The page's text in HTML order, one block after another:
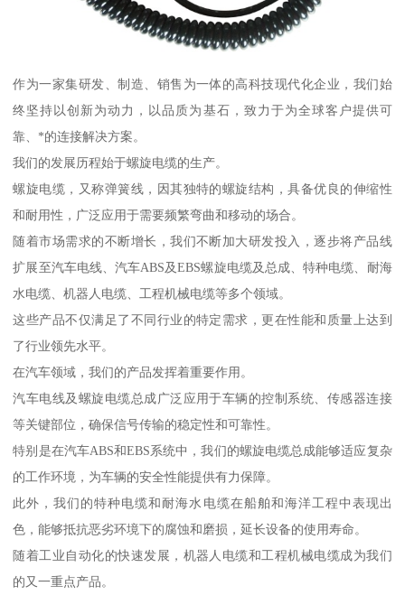
作为一家集研发、制造、销售为一体的高科技现代化企业，我们始
终坚持以创新为动力，以品质为基石，致力于为全球客户提供可
靠、*的连接解决方案。
我们的发展历程始于螺旋电缆的生产。
螺旋电缆，又称弹簧线，因其独特的螺旋结构，具备优良的伸缩性
和耐用性，广泛应用于需要频繁弯曲和移动的场合。
随着市场需求的不断增长，我们不断加大研发投入，逐步将产品线
扩展至汽车电线、汽车ABS及EBS螺旋电缆及总成、特种电缆、耐海
水电缆、机器人电缆、工程机械电缆等多个领域。
这些产品不仅满足了不同行业的特定需求，更在性能和质量上达到
了行业领先水平。
在汽车领域，我们的产品发挥着重要作用。
汽车电线及螺旋电缆总成广泛应用于车辆的控制系统、传感器连接
等关键部位，确保信号传输的稳定性和可靠性。
特别是在汽车ABS和EBS系统中，我们的螺旋电缆总成能够适应复杂
的工作环境，为车辆的安全性能提供有力保障。
此外，我们的特种电缆和耐海水电缆在船舶和海洋工程中表现出
色，能够抵抗恶劣环境下的腐蚀和磨损，延长设备的使用寿命。
随着工业自动化的快速发展，机器人电缆和工程机械电缆成为我们
的又一重点产品。